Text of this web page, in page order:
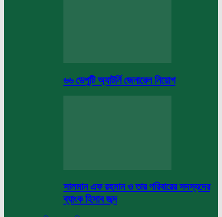
৬৬ ডেপুটি অ্যাটর্নি জেনারেল নিয়োগ
সালমান এফ রহমান ও তার পরিবারের সদস্যদের
ব্যাংক হিসাব জব্দ